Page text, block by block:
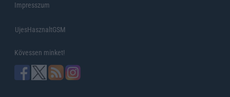
Impresszum
UjesHasznaltGSM
Kövessen minket!